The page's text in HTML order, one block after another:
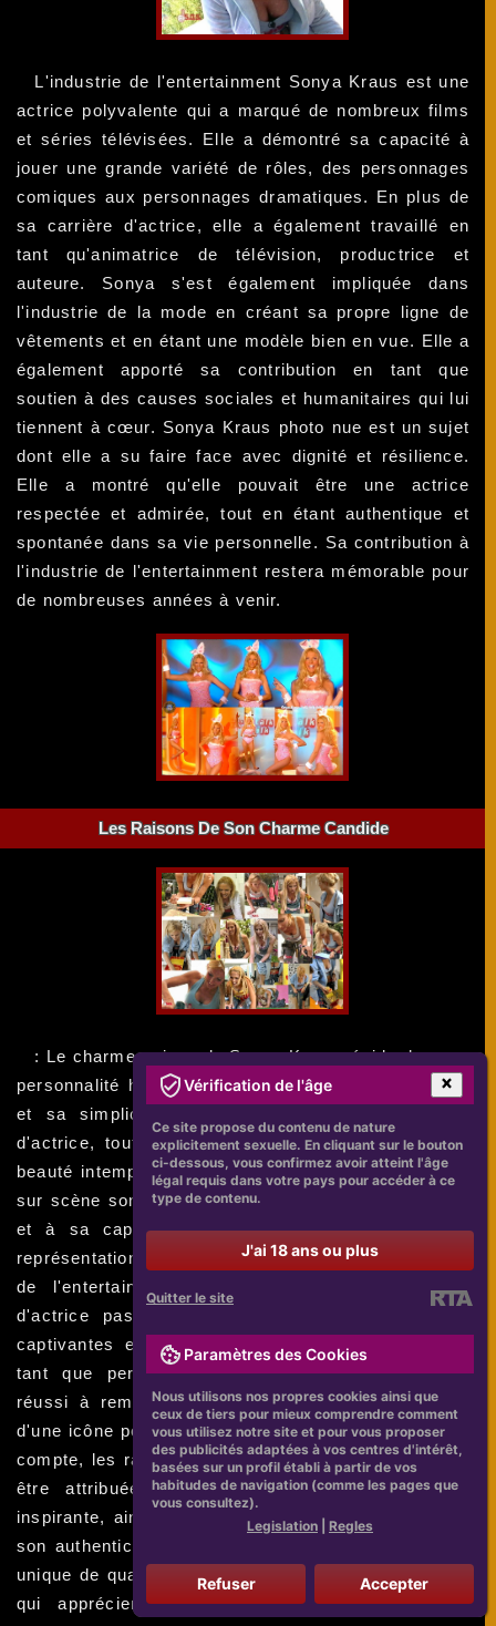
L'industrie de l'entertainment Sonya Kraus est une
actrice polyvalente qui a marqué de nombreux films
et séries télévisées. Elle a démontré sa capacité à
jouer une grande variété de rôles, des personnages
comiques aux personnages dramatiques. En plus de
sa carrière d'actrice, elle a également travaillé en
tant qu'animatrice de télévision, productrice et
auteure. Sonya s'est également impliquée dans
l'industrie de la mode en créant sa propre ligne de
vêtements et en étant une modèle bien en vue. Elle a
également apporté sa contribution en tant que
soutien à des causes sociales et humanitaires qui lui
tiennent à cœur. Sonya Kraus photo nue est un sujet
dont elle a su faire face avec dignité et résilience.
Elle a montré qu'elle pouvait être une actrice
respectée et admirée, tout en étant authentique et
spontanée dans sa vie personnelle. Sa contribution à
l'industrie de l'entertainment restera mémorable pour
de nombreuses années à venir.
Les Raisons De Son Charme Candide
: Le charme unique de Sonya Kraus réside dans sa
personnalité honnête et spontanée. Son authenticité
et sa simplicité sont évidentes dans son travail
d'actrice, tout comme dans ses autres projets. La
beauté intemporelle de Sonya Kraus et sa présence
sur scène sont en partie dues à sa confiance en elle
et à sa capacité à être elle-même sans fausse
représentation. En outre, sa contribution à l'industrie
de l'entertainment est soulignée par son talent
d'actrice passionnée, qui livre des performances
captivantes et dignes des plus grands éloges. En
tant que personnalité publique, elle a également
réussi à remplir les rôles sociaux d'un modèle et
d'une icône pour un grand nombre de fans. En fin de
compte, les raisons de son charme candide peuvent
être attribuées à sa personnalité attachante et
inspirante, ainsi qu'à sa capacité à mettre en avant
son authenticité et sa simplicité. Cette combinaison
unique de qualités la rend inoubliable pour ses fans,
qui apprécient également sa passion pour son
Vérification de l'âge
Ce site propose du contenu de nature
explicitement sexuelle. En cliquant sur le bouton
ci-dessous, vous confirmez avoir atteint l'âge
légal requis dans votre pays pour accéder à ce
type de contenu.
J'ai 18 ans ou plus
Quitter le site
Paramètres des Cookies
Nous utilisons nos propres cookies ainsi que
ceux de tiers pour mieux comprendre comment
vous utilisez notre site et pour vous proposer
des publicités adaptées à vos centres d'intérêt,
basées sur un profil établi à partir de vos
habitudes de navigation (comme les pages que
vous consultez).
Legislation
Regles
Refuser Accepter